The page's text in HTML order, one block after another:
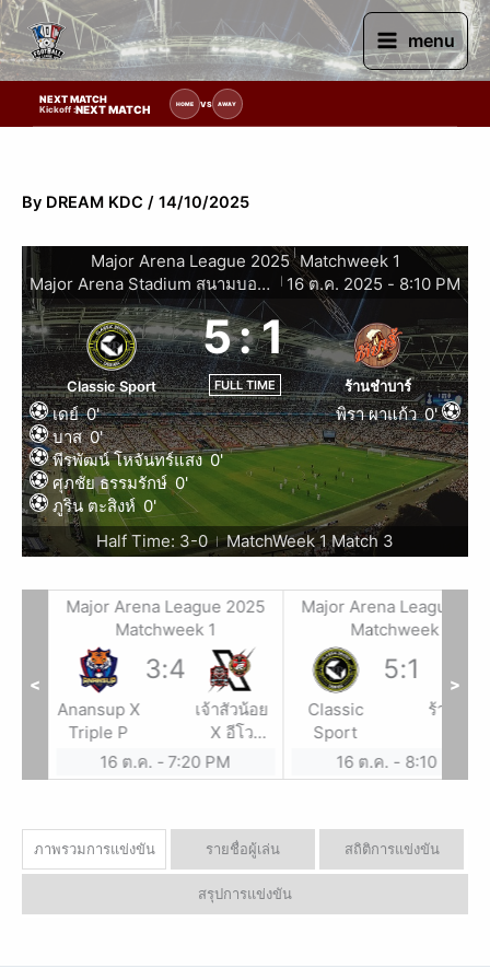
Skip
to
content
menu
NEXT MATCH
Kickoff :NEXT MATCH HOME VS AWAY
ยการแข่งขัน | รอระบุวันแข่งขัน | รอข้อมูลทีมแข่งขัน
By DREAM KDC / 14/10/2025
Major Arena League 2025 | Matchweek 1
Major Arena Stadium สนามบอลหญ้าเทียมในร่มขอนแก่น
16 ต.ค. 2025 - 8:10 PM
Classic Sport
5:1
FULL TIME ร้านชำบาร์
เดย์ 0'
บาส 0'
พีรพัฒน์ โหจันทร์แสง 0'
ศุภชัย ธรรมรักษ์ 0'
ภูริน ตะสิงห์ 0'
พิรา ผาแก้ว 0'
Half Time: 3-0 | MatchWeek 1 Match 3
Major Arena League 2025
Matchweek 1
Anansup X
Triple P
3:4
เจ้าสัวน้อย
X อีโว
สปอร์ต
16 ต.ค. - 7:20 PM
Major Arena League
Matchweek 1
Classic
Sport
5:1
ร้านชำบ
16 ต.ค. - 8:10 PM
< >
ภาพรวมการแข่งขัน รายชื่อผู้เล่น สถิติการแข่งขัน
สรุปการแข่งขัน